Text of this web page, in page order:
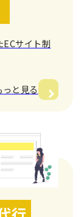
サイト制
っと見る